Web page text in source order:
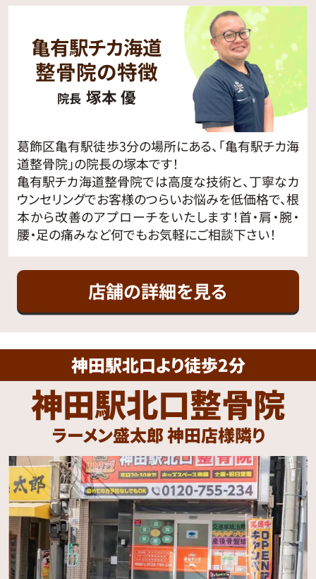
亀有駅チカ海道
整骨院の特徴
院長 塚本 優
葛飾区亀有駅徒歩3分の場所にある、「亀有駅チカ海
道整骨院」の院長の塚本です！
亀有駅チカ海道整骨院では高度な技術と、丁寧なカ
ウンセリングでお客様のつらいお悩みを低価格で、根
本から改善のアプローチをいたします！首・肩・腕・
腰・足の痛みなど何でもお気軽にご相談下さい！
店舗の詳細を見る
神田駅北口より徒歩2分
神田駅北口整骨院
ラーメン盛太郎 神田店様隣り